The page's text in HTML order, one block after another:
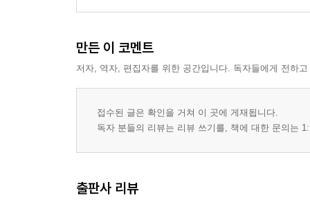
만든 이 코멘트
저자, 역자, 편집자를 위한 공간입니다. 독자들에게 전하
접수된 글은 확인을 거쳐 이 곳에 게재됩니다.
독자 분들의 리뷰는 리뷰 쓰기를, 책에 대한 문의는
출판사 리뷰